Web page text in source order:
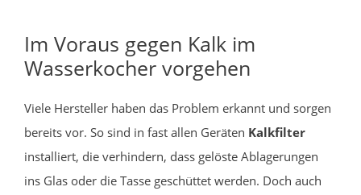
Im Voraus gegen Kalk im
Wasserkocher vorgehen
Viele Hersteller haben das Problem erkannt und sorgen
bereits vor. So sind in fast allen Geräten Kalkfilter
installiert, die verhindern, dass gelöste Ablagerungen
ins Glas oder die Tasse geschüttet werden. Doch auch